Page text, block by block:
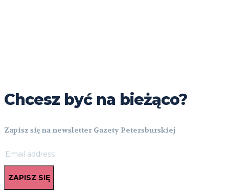
Chcesz być na bieżąco?
Zapisz się na newsletter Gazety Petersburskiej
ZAPISZ SIĘ